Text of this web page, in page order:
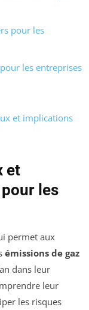
pour les
les entreprises
et implications
et
les
permet aux
émissions de gaz
dans leur
leur
les risques